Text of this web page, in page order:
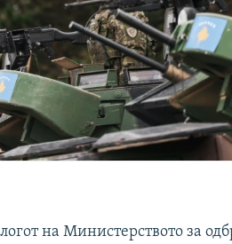
на Министерството за